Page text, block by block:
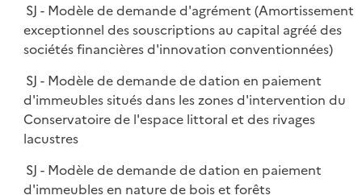
SJ - Modèle de demande d'agrément (Amortissement
exceptionnel des souscriptions au capital agréé des
sociétés financières d'innovation conventionnées)
SJ - Modèle de demande de dation en paiement
d'immeubles situés dans les zones d'intervention du
Conservatoire de l'espace littoral et des rivages
lacustres
SJ - Modèle de demande de dation en paiement
d'immeubles en nature de bois et forêts